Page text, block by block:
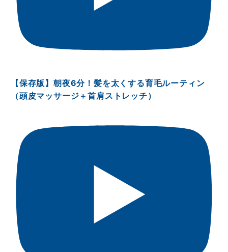
【保存版】朝夜6分！髪を太くする育毛ルーティン
（頭皮マッサージ＋首肩ストレッチ）